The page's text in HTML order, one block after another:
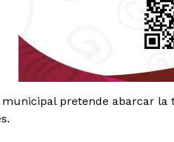
Luces
Del
municipal pretende abarcar